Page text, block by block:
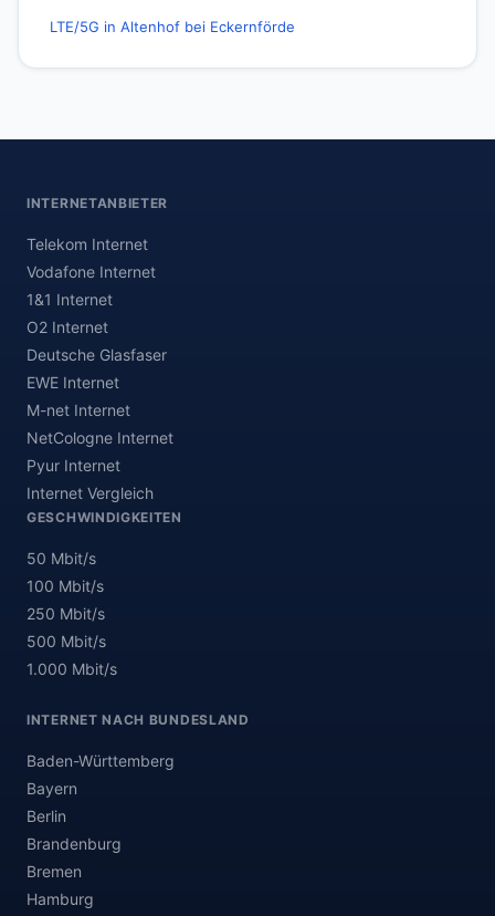
LTE/5G in Altenhof bei Eckernförde
INTERNETANBIETER
Telekom Internet
Vodafone Internet
1&1 Internet
O2 Internet
Deutsche Glasfaser
EWE Internet
M-net Internet
NetCologne Internet
Pyur Internet
Internet Vergleich
GESCHWINDIGKEITEN
50 Mbit/s
100 Mbit/s
250 Mbit/s
500 Mbit/s
1.000 Mbit/s
INTERNET NACH BUNDESLAND
Baden-Württemberg
Bayern
Berlin
Brandenburg
Bremen
Hamburg